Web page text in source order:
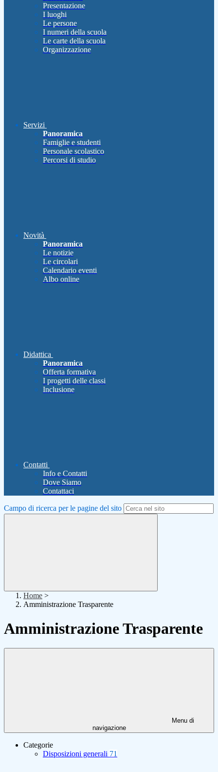
Presentazione
I luoghi
Le persone
I numeri della scuola
Le carte della scuola
Organizzazione
Servizi
Panoramica
Famiglie e studenti
Personale scolastico
Percorsi di studio
Novità
Panoramica
Le notizie
Le circolari
Calendario eventi
Albo online
Didattica
Panoramica
Offerta formativa
I progetti delle classi
Inclusione
Contatti
Info e Contatti
Dove Siamo
Contattaci
Campo di ricerca per le pagine del sito
Home >
Amministrazione Trasparente
Amministrazione Trasparente
Menu di
navigazione
Categorie
Disposizioni generali 71